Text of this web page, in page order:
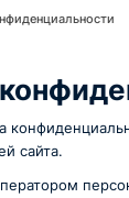
сайта.